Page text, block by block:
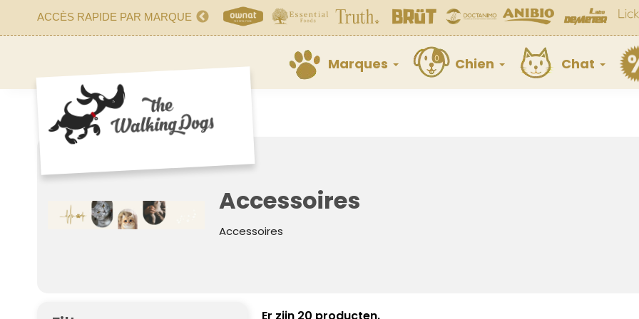
ACCÈS RAPIDE PAR MARQUE
Marques Chien Chat
Accessoires
Accessoires